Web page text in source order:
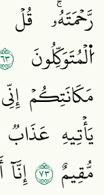
رَّحۡمَتَهُۥۚ
اُ۬لۡمُتَوَكِّلُونَ
مَكَانَتِكُمۡ
يَأۡتِيهِ
مُّقِيمٌ ٣٧